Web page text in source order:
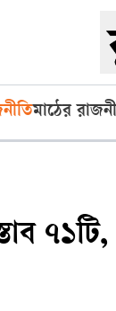
মাঠের
৭১টি,